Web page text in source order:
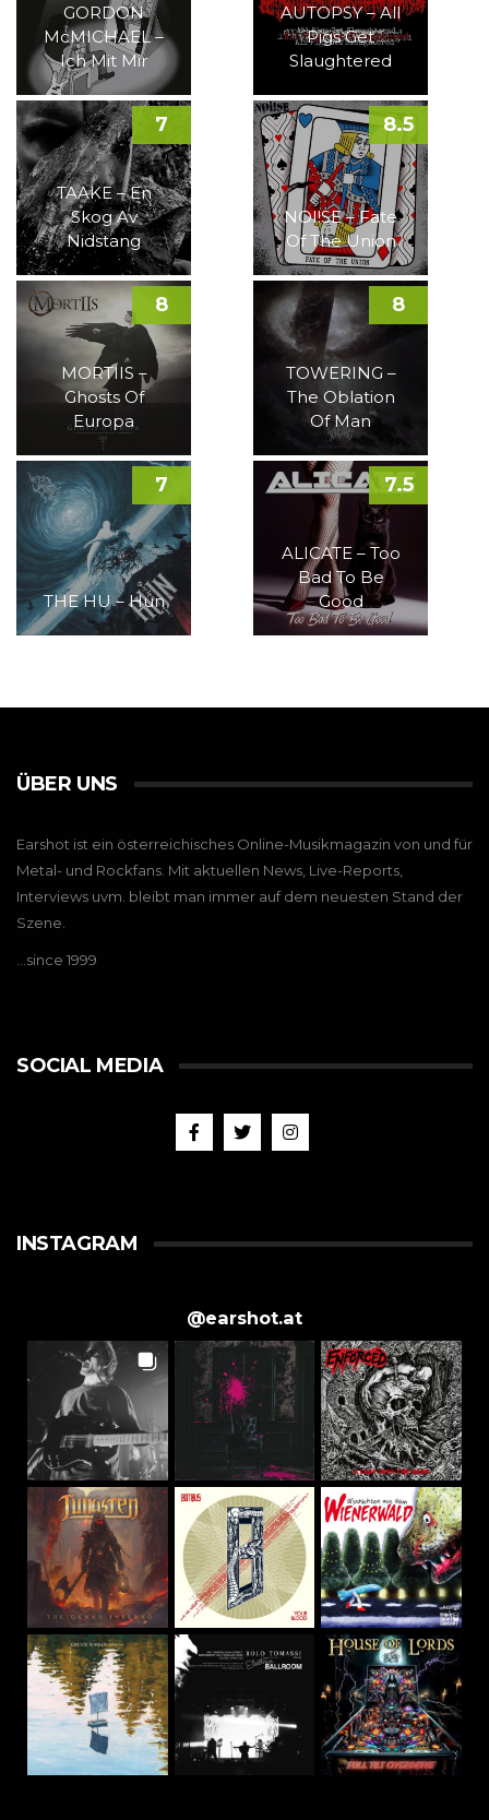
GORDON
McMICHAEL –
Ich Mit Mir
AUTOPSY – All
Pigs Get
Slaughtered
TAAKE – En
Skog Av
Nidstang
7
NOI!SE – Fate
Of The Union
8.5
MORTIIS –
Ghosts Of
Europa
8
TOWERING –
The Oblation
Of Man
8
THE HU – Hun
7
ALICATE – Too
Bad To Be
Good
7.5
ÜBER UNS
Earshot ist ein österreichisches Online-Musikmagazin von und für
Metal- und Rockfans. Mit aktuellen News, Live-Reports,
Interviews uvm. bleibt man immer auf dem neuesten Stand der
Szene.
…since 1999
SOCIAL MEDIA
INSTAGRAM
@earshot.at